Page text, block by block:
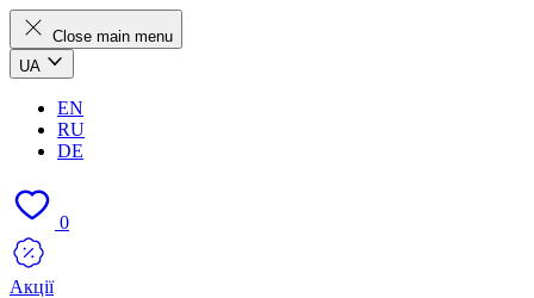
Close main menu
UA
EN
RU
DE
0
Акції